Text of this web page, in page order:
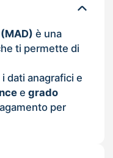
è una
ti permette di
dati anagrafici e
e grado
per